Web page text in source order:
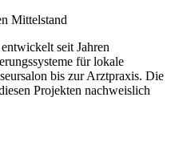
Mittelstand
seit Jahren
für lokale
bis zur Arztpraxis. Die
Projekten nachweislich